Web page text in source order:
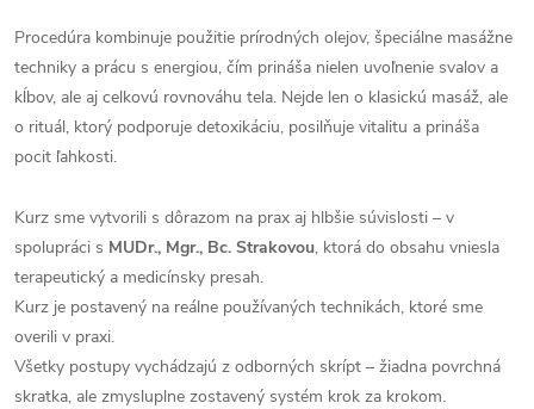
Procedúra kombinuje použitie prírodných olejov, špeciálne masážne
techniky a prácu s energiou, čím prináša nielen uvoľnenie svalov a
kĺbov, ale aj celkovú rovnováhu tela. Nejde len o klasickú masáž, ale
o rituál, ktorý podporuje detoxikáciu, posilňuje vitalitu a prináša
pocit ľahkosti.
Kurz sme vytvorili s dôrazom na prax aj hlbšie súvislosti – v
spolupráci s MUDr., Mgr., Bc. Strakovou, ktorá do obsahu vniesla
terapeutický a medicínsky presah.
Kurz je postavený na reálne používaných technikách, ktoré sme
overili v praxi.
Všetky postupy vychádzajú z odborných skrípt – žiadna povrchná
skratka, ale zmysluplne zostavený systém krok za krokom.